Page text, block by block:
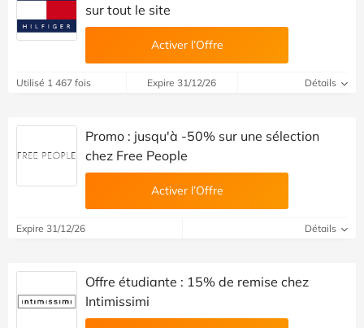
sur tout le site
Activer l’Offre
Utilisé 1 467 fois Expire 31/12/26 Détails
Promo : jusqu'à -50% sur une sélection
chez Free People
Activer l’Offre
Expire 31/12/26 Détails
Offre étudiante : 15% de remise chez
Intimissimi